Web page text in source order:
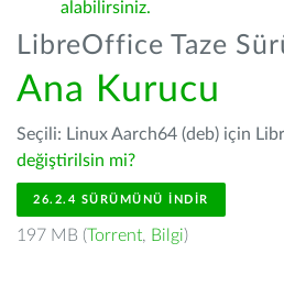
alabilirsiniz.
LibreOffice Taze
Ana Kurucu
Seçili: Linux Aarch64 (deb) için
değiştirilsin mi?
26.2.4 SÜRÜMÜNÜ İNDIR
197 MB (Torrent, Bilgi)